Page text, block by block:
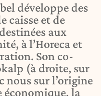
développe des
caisse et de
aux
à l’Horeca et
Son co-
(à droite, sur
nous sur l’origine
économique, la